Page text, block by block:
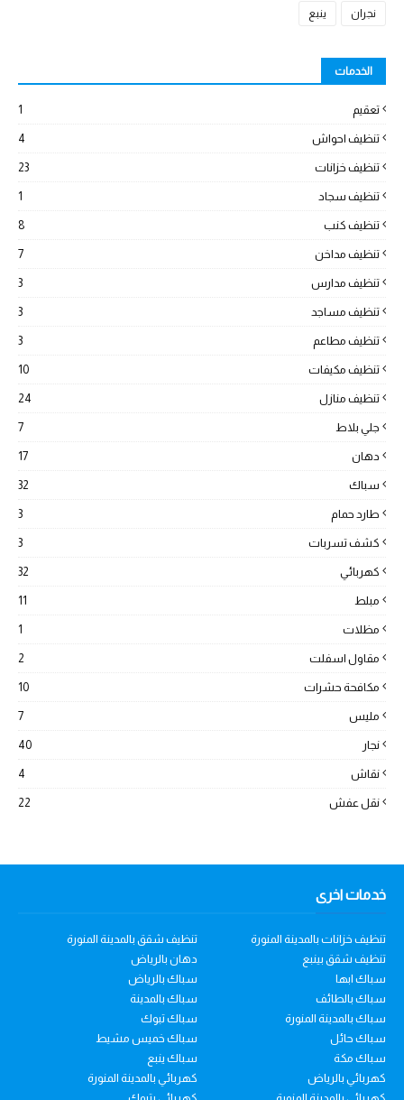
نجران ينبع
الخدمات
تعقيم 1
تنظيف احواش 4
تنظيف خزانات 23
تنظيف سجاد 1
تنظيف كنب 8
تنظيف مداخن 7
تنظيف مدارس 3
تنظيف مساجد 3
تنظيف مطاعم 3
تنظيف مكيفات 10
تنظيف منازل 24
جلي بلاط 7
دهان 17
سباك 32
طارد حمام 3
كشف تسربات 3
كهربائي 32
مبلط 11
مظلات 1
مقاول اسفلت 2
مكافحة حشرات 10
مليس 7
نجار 40
نقاش 4
نقل عفش 22
خدمات اخرى
تنظيف خزانات بالمدينة المنورة
تنظيف شقق بالمدينة المنورة
تنظيف شقق بينبع
دهان بالرياض
سباك ابها
سباك بالرياض
سباك بالطائف
سباك بالمدينة
سباك بالمدينة المنورة
سباك تبوك
سباك حائل
سباك خميس مشيط
سباك مكة
سباك ينبع
كهربائي بالرياض
كهربائي بالمدينة المنورة